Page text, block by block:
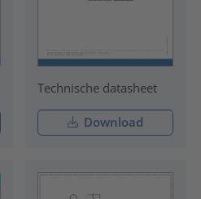
Technische datasheet
Download